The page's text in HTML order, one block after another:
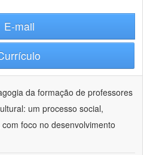
E-mail
da formação de professores
um processo social,
foco no desenvolvimento